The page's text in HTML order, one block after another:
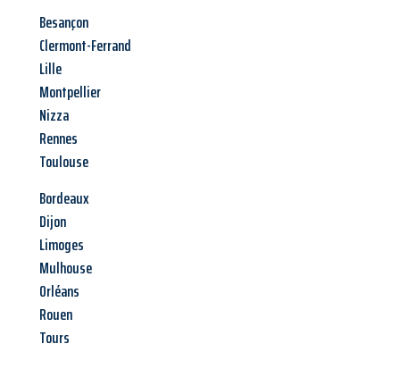
Besançon
Clermont-Ferrand
Lille
Montpellier
Nizza
Rennes
Toulouse
Bordeaux
Dijon
Limoges
Mulhouse
Orléans
Rouen
Tours